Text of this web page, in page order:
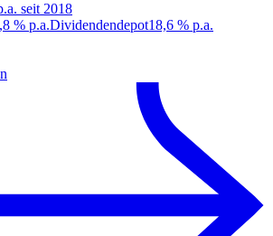
seit 2018
% p.a.Dividendendepot18,6 % p.a.